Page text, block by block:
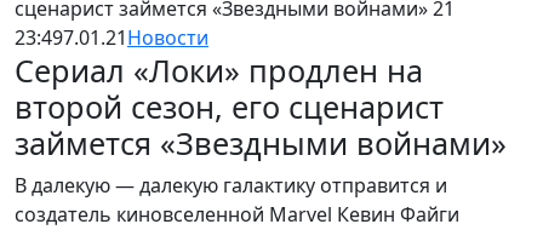
23:497.01.21Новости
Сериал «Локи» продлен на
второй сезон, его сценарист
займется «Звездными войнами»
В далекую — далекую галактику отправится и
создатель киновселенной Marvel Кевин Файги